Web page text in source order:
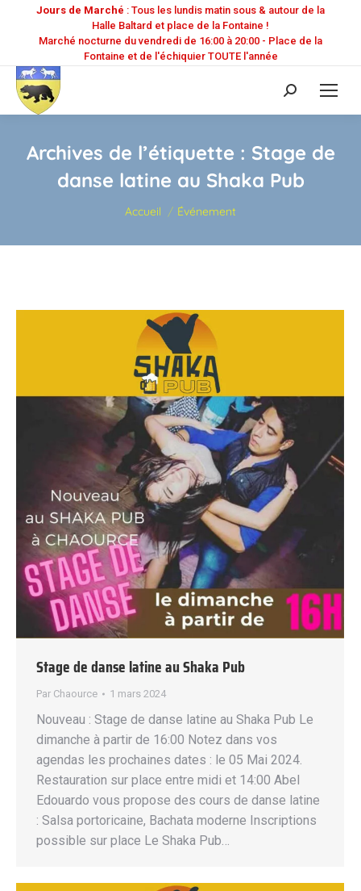
Jours de Marché : Tous les lundis matin sous & autour de la
Halle Baltard et place de la Fontaine !
Marché nocturne du vendredi de 16:00 à 20:00 - Place de la
Fontaine et de l'échiquier TOUTE l'année
Recherche
:
Archives de l’étiquette : Stage de
danse latine au Shaka Pub
Vous êtes ici :
Accueil Événement
Stage de danse latine au Shaka Pub
Par Chaource 1 mars 2024
Nouveau : Stage de danse latine au Shaka Pub Le
dimanche à partir de 16:00 Notez dans vos
agendas les prochaines dates : le 05 Mai 2024.
Restauration sur place entre midi et 14:00 Abel
Edouardo vous propose des cours de danse latine
: Salsa portoricaine, Bachata moderne Inscriptions
possible sur place Le Shaka Pub…